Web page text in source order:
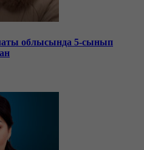
облысында 5-сынып